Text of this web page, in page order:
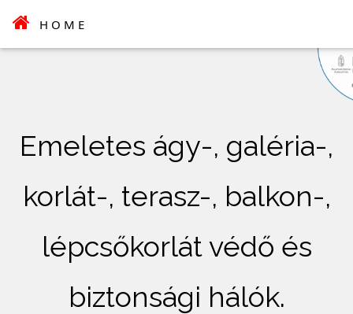
HOME
Emeletes ágy-, galéria-,
korlát-, terasz-, balkon-,
lépcsőkorlát védő és
biztonsági hálók.